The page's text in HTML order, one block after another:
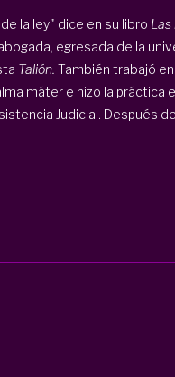
la ley" dice en su libro Las
egresada de la
Talión. También trabajó
máter e hizo la práctica
Judicial. Después